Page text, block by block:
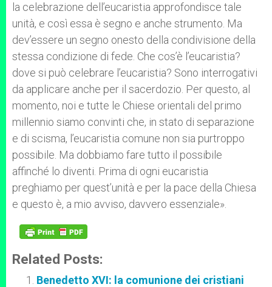
la celebrazione dell’eucaristia approfondisce tale
unità, e così essa è segno e anche strumento. Ma
dev’essere un segno onesto della condivisione della
stessa condizione di fede. Che cos’è l’eucaristia?
dove si può celebrare l’eucaristia? Sono interrogativi
da applicare anche per il sacerdozio. Per questo, al
momento, noi e tutte le Chiese orientali del primo
millennio siamo convinti che, in stato di separazione
e di scisma, l’eucaristia comune non sia purtroppo
possibile. Ma dobbiamo fare tutto il possibile
affinché lo diventi. Prima di ogni eucaristia
preghiamo per quest’unità e per la pace della Chiesa
e questo è, a mio avviso, davvero essenziale».
Related Posts:
Benedetto XVI: la comunione dei cristiani